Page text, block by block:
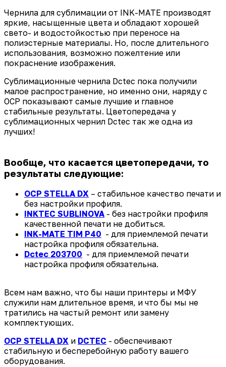
Чернила для сублимации от INK-MATE производят
яркие, насыщенные цвета и обладают хорошей
свето- и водостойкостью при переносе на
полиэстерные материалы. Но, после длительного
использования, возможно пожелтение или
покраснение изображения.
Сублимационные чернила Dctec пока получили
малое распространение, но именно они, наряду с
OCP показывают самые лучшие и главное
стабильные результаты. Цветопередача у
сублимационных чернил Dctec так же одна из
лучших!
Вообще, что касается цветопередачи, то
результаты следующие:
OCP STELLA DX – стабильное качество печати и
без настройки профиля.
INKTEC SUBLINOVA - без настройки профиля
качественной печати не добиться.
INK-MATE TIM P40 - для приемлемой печати
настройка профиля обязательна.
Dctec 203700 - для приемлемой печати
настройка профиля обязательна.
Всем нам важно, что бы наши принтеры и МФУ
служили нам длительное время, и что бы мы не
тратились на частый ремонт или замену
комплектующих.
OCP STELLA DX и DCTEC - обеспечивают
стабильную и бесперебойную работу вашего
оборудования.